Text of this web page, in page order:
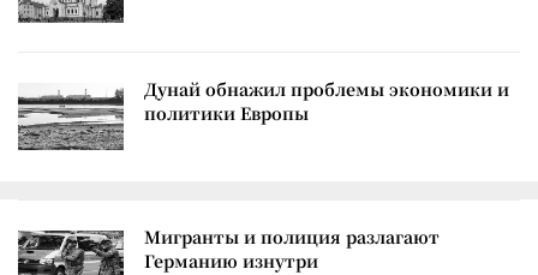
Дунай обнажил проблемы экономики и
политики Европы
Мигранты и полиция разлагают
Германию изнутри